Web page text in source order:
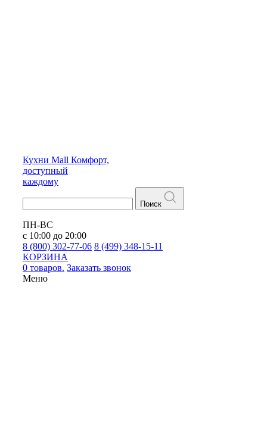
Кухни Mall Комфорт,
доступный
каждому
Поиск
ПН-ВС
с 10:00 до 20:00
8 (800) 302-77-06 8 (499) 348-15-11
КОРЗИНА
0 товаров. Заказать звонок
Меню